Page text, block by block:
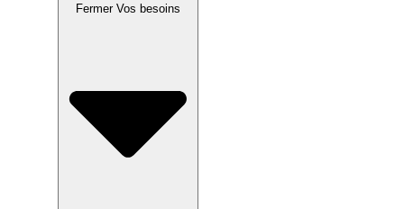
Fermer Vos besoins